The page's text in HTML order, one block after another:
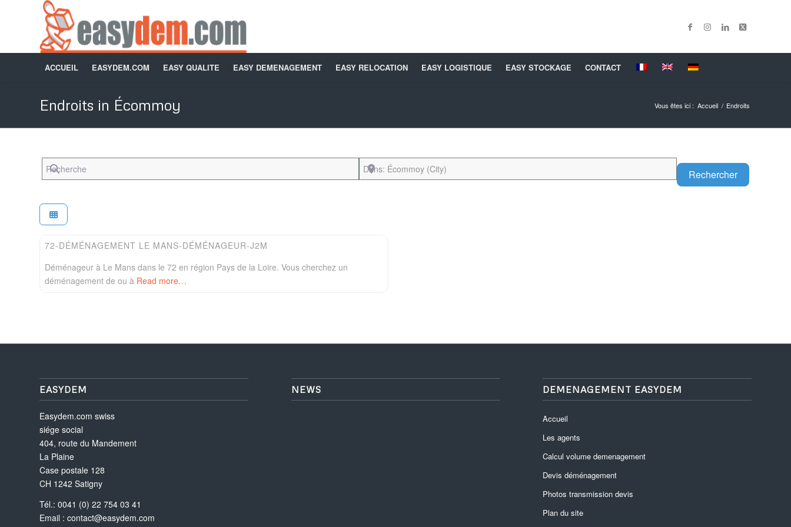
ACCUEIL EASYDEM.COM EASY QUALITE EASY DEMENAGEMENT EASY RELOCATION EASY LOGISTIQUE EASY STOCKAGE CONTACT
Endroits in Écommoy Vous êtes ici : Accueil / Endroits
Recherche Près de
RechercherSearch
Easydem
72-DÉMÉNAGEMENT LE MANS-DÉMÉNAGEUR-J2M
Déménageur à Le Mans dans le 72 en région Pays de la Loire. Vous cherchez un
déménagement de ou à Read more…
EASYDEM
Easydem.com swiss
siége social
404, route du Mandement
La Plaine
Case postale 128
CH 1242 Satigny
Tél.: 0041 (0) 22 754 03 41
Email : contact@easydem.com
NEWS DEMENAGEMENT EASYDEM
Accueil
Les agents
Calcul volume demenagement
Devis déménagement
Photos transmission devis
Plan du site